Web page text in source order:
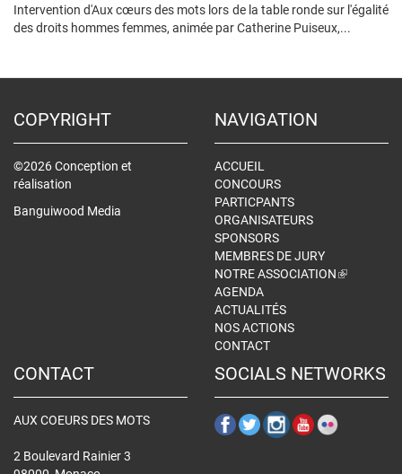
Intervention d'Aux cœurs des mots lors de la table ronde sur l'égalité
des droits hommes femmes, animée par Catherine Puiseux,...
COPYRIGHT
©2026 Conception et
réalisation
Banguiwood Media
NAVIGATION
ACCUEIL
CONCOURS
PARTICPANTS
ORGANISATEURS
SPONSORS
MEMBRES DE JURY
NOTRE ASSOCIATION(LINK
AGENDA
ACTUALITÉS
NOS ACTIONS
CONTACT
CONTACT
AUX COEURS DES MOTS
2 Boulevard Rainier 3
SOCIALS NETWORKS